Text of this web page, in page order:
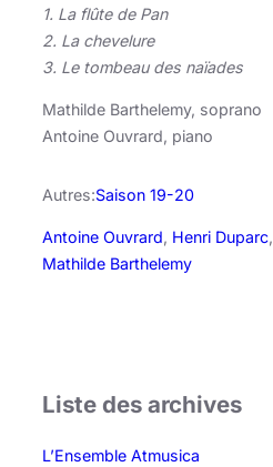
1. La flûte de Pan
2. La chevelure
3. Le tombeau des naïades
Mathilde Barthelemy, soprano
Antoine Ouvrard, piano
Autres:Saison 19-20
Antoine Ouvrard, Henri Duparc,
Mathilde Barthelemy
Liste des archives
L’Ensemble Atmusica